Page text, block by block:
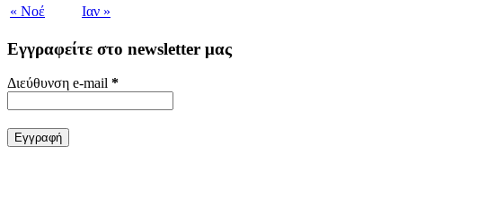
« Νοέ Ιαν »
Εγγραφείτε στο newsletter μας
Διεύθυνση e-mail *